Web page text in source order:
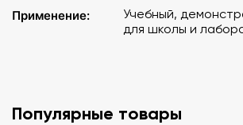
Применение:
Учебный,
для школы и
Популярные товары